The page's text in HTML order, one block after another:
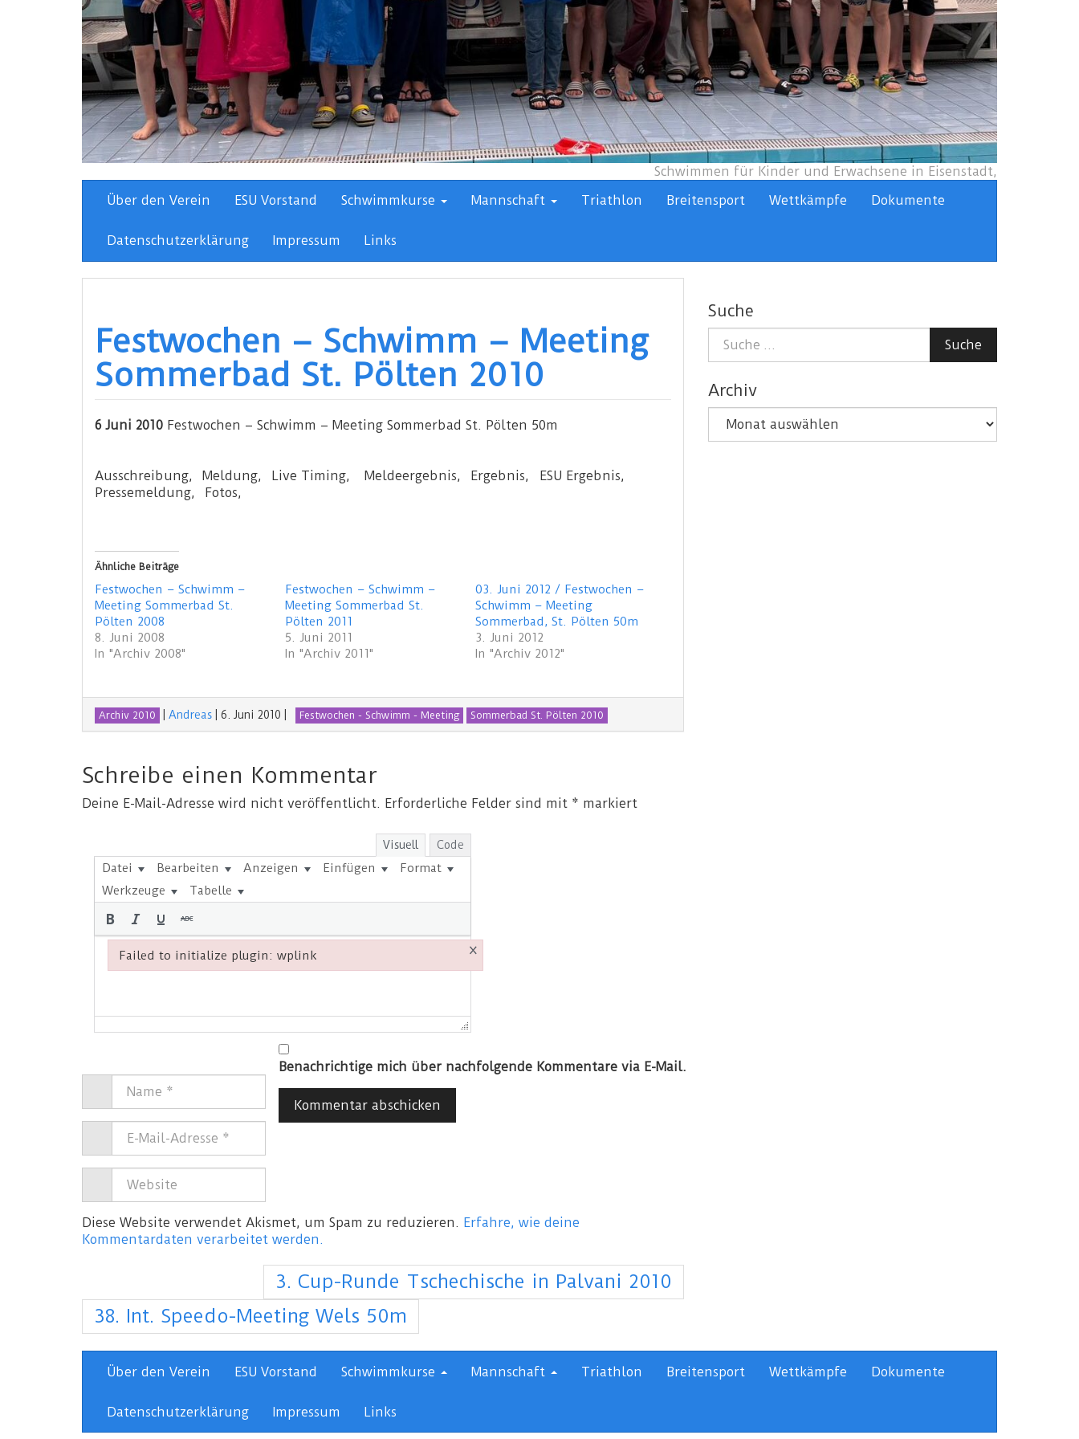
Schwimmen für Kinder und Erwachsene in Eisenstadt,
Über den Verein
ESU Vorstand Schwimmkurse Mannschaft Triathlon Breitensport Wettkämpfe Dokumente
Datenschutzerklärung Impressum Links
Festwochen – Schwimm – Meeting
Sommerbad St. Pölten 2010
6 Juni 2010 Festwochen – Schwimm – Meeting Sommerbad St. Pölten 50m
Ausschreibung, Meldung, Live Timing, Meldeergebnis, Ergebnis, ESU Ergebnis,
Pressemeldung, Fotos,
Ähnliche Beiträge
Festwochen – Schwimm –
Meeting Sommerbad St.
Pölten 2008
8. Juni 2008
In "Archiv 2008"
Festwochen – Schwimm –
Meeting Sommerbad St.
Pölten 2011
5. Juni 2011
In "Archiv 2011"
03. Juni 2012 / Festwochen –
Schwimm – Meeting
Sommerbad, St. Pölten 50m
3. Juni 2012
In "Archiv 2012"
Archiv 2010 Andreas 6. Juni 2010 Festwochen - Schwimm - Meeting Sommerbad St. Pölten 2010
Schreibe einen Kommentar
Deine E-Mail-Adresse wird nicht veröffentlicht. Erforderliche Felder sind mit * markiert
Visuell Code
Datei Bearbeiten Anzeigen Einfügen
Format
Werkzeuge
Tabelle
Benachrichtige mich über nachfolgende Kommentare via E-Mail.
Diese Website verwendet Akismet, um Spam zu reduzieren. Erfahre, wie deine
Kommentardaten verarbeitet werden.
3. Cup-Runde Tschechische in Palvani 2010
38. Int. Speedo-Meeting Wels 50m
Suche
nach:
Suche
Archiv
Über den Verein ESU Vorstand Schwimmkurse Mannschaft Triathlon Breitensport Wettkämpfe Dokumente
Datenschutzerklärung Impressum Links
Failed to initialize plugin: wplink ×
Failed to initialize plugin: wplink